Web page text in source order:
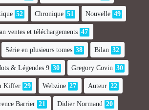
52 Chronique 51 Nouvelle 49
ventes et téléchargements 47
Série en plusieurs tomes 38 Bilan 32
& Légendes 9 30 Gregory Covin 30
Kiffer 29 Webzine 27 Auteur 22
Barrier 21 Didier Normand 20